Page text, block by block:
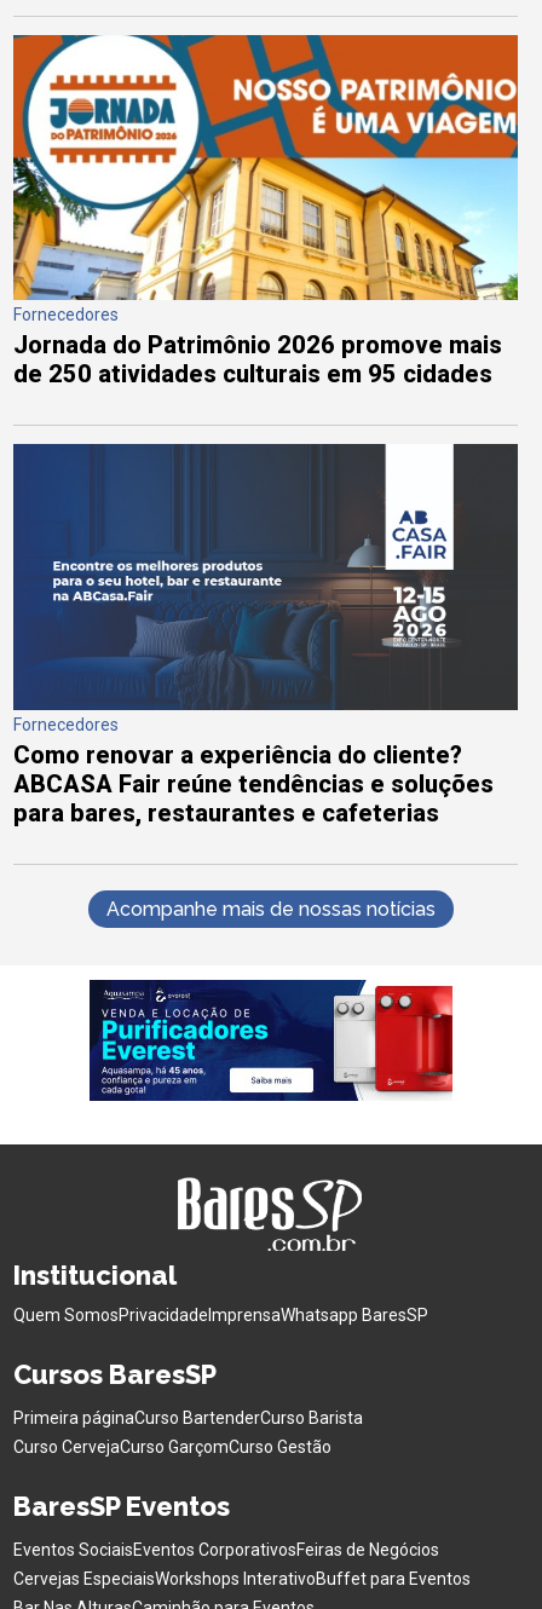
Fornecedores
Jornada do Patrimônio 2026 promove mais
de 250 atividades culturais em 95 cidades
Fornecedores
Como renovar a experiência do cliente?
ABCASA Fair reúne tendências e soluções
para bares, restaurantes e cafeterias
Acompanhe mais de nossas notícias
Institucional
Quem SomosPrivacidade ImprensaWhatsapp BaresSP
Cursos BaresSP
Primeira páginaCurso BartenderCurso Barista
Curso CervejaCurso GarçomCurso Gestão
BaresSP Eventos
Eventos SociaisEventos CorporativosFeiras de Negócios
Cervejas EspeciaisWorkshops InterativoBuffet para Eventos